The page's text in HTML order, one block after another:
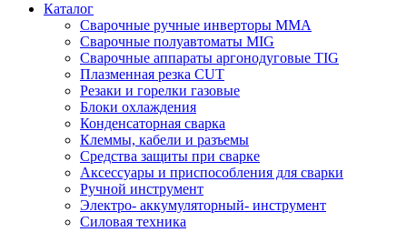
Каталог
Сварочные ручные инверторы MMA
Сварочные полуавтоматы MIG
Сварочные аппараты аргонодуговые TIG
Плазменная резка CUT
Резаки и горелки газовые
Блоки охлаждения
Конденсаторная сварка
Клеммы, кабели и разъемы
Средства защиты при сварке
Аксессуары и приспособления для сварки
Ручной инструмент
Электро- аккумуляторный- инструмент
Силовая техника